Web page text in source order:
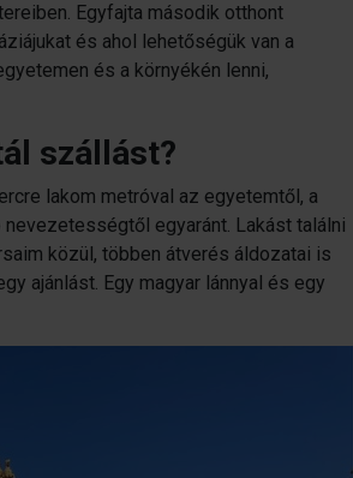
Egyfajta második otthont
és ahol lehetőségük van a
és a környékén lenni,
szállást?
lakom metróval az egyetemtől, a
egyaránt. Lakást találni
közül, többen átverés áldozatai is
ajánlást. Egy magyar lánnyal és egy